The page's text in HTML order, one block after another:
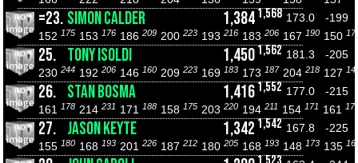
=23. SIMON CALDER 1,3841,568 173.0
-199
152 175 153 176 186 209 200 223 193 216 183 206 167 190 150
25. TONY ISOLDI 1,4501,562 181.3
-205
230 244 192 206 146 160 209 223 169 183 173 187 204 218 127
26. STAN BOSMA 1,4161,552 177.0
-215
161
178 214 231 171 188 158 175 203 220 194 211 154 171 161
27. JASON KEYTE 1,342 1,542 167.8
-225
155 180 168 193 201 226 187 212 180 205 168 193 148 173 135